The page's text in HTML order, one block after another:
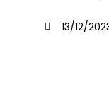
13/12/